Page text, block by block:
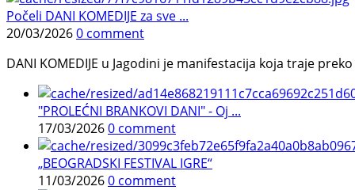
Počeli DANI KOMEDIJE za sve ...
20/03/20260 comment
DANI KOMEDIJE u Jagodini je manifestacija koja traje
"PROLEĆNI BRANKOVI DANI" - Oj ...
17/03/20260 comment
„BEOGRADSKI FESTIVAL IGRE“
11/03/20260 comment